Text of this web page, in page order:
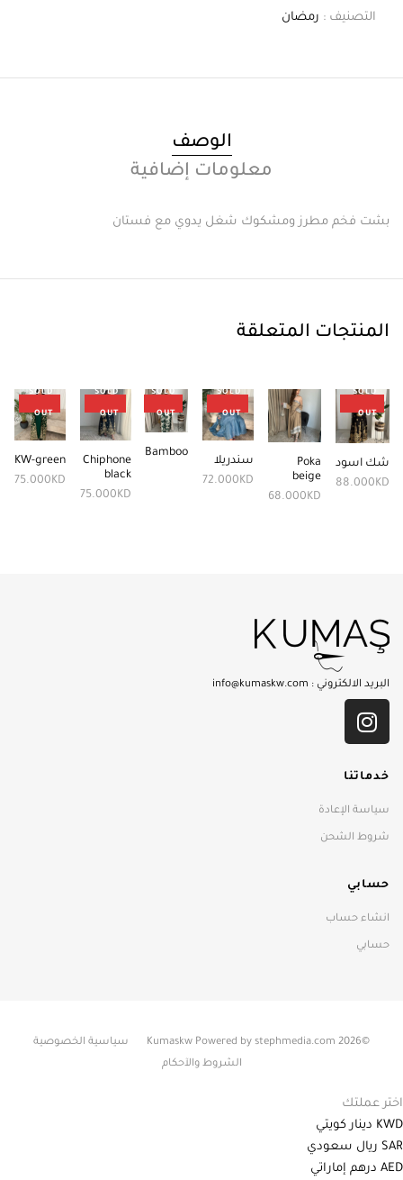
التصنيف : رمضان
الوصف
معلومات إضافية
بشت فخم مطرز ومشكوك شغل يدوي مع فستان
المنتجات المتعلقة
SOLD
OUT
شك اسود
88.000KD
Poka
beige
68.000KD
SOLD
OUT
سندريلا
72.000KD
SOLD
OUT
Bamboo
SOLD
OUT
Chiphone
black
75.000KD
SOLD
OUT
KW-green
75.000KD
البريد الالكتروني : info@kumaskw.com
خدماتنا
سياسة الإعادة
شروط الشحن
حسابي
انشاء حساب
حسابي
©2026 Kumaskw Powered by stephmedia.com
سياسية الخصوصية
الشروط والآحكام
اختر عملتك
KWD دينار كويتي
SAR ريال سعودي
AED درهم إماراتي